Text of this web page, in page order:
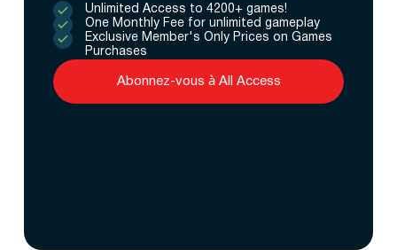
Unlimited Access to 4200+ games!
One Monthly Fee for unlimited gameplay
Exclusive Member's Only Prices on Games
Purchases
Abonnez-vous à All Access